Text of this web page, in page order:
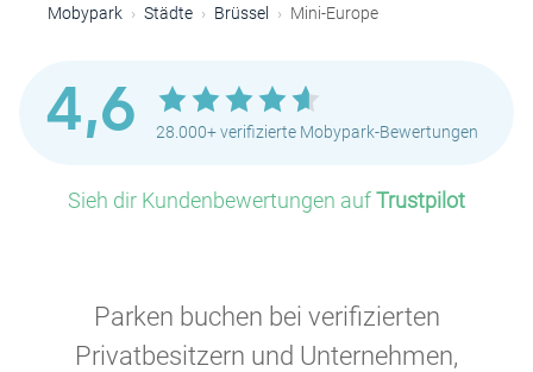
Mobypark Städte Brüssel Mini-Europe
4,6 28.000+ verifizierte Mobypark-Bewertungen
Sieh dir Kundenbewertungen aufTrustpilot
Parken buchen bei verifizierten
Privatbesitzern und Unternehmen,